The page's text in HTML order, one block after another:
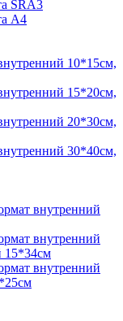
SRА3
А4
10*15см,
15*20см,
20*30см,
30*40см,
внутренний
внутренний
15*34см
внутренний